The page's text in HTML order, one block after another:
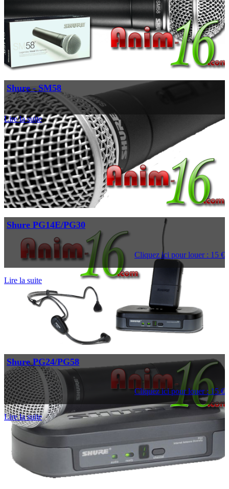
Shure - SM58
Lire la suite
Shure PG14E/PG30
Cliquez ici pour louer : 15 €
Lire la suite
Shure PG24/PG58
Cliquez ici pour louer : 15 €
Lire la suite